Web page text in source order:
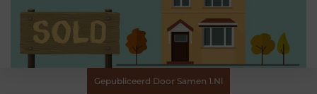
Gepubliceerd Door Samen 1.nl